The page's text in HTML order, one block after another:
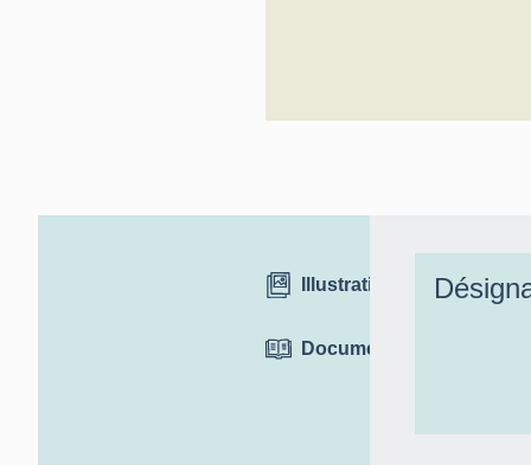
Illustrations
Documentation